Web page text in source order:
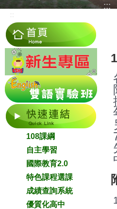
:::
108課綱
自主學習
國際教育2.0
特色課程選課
成績查詢系統
優質化高中
:::